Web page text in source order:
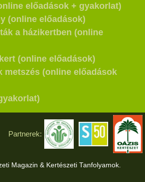
előadások + gyakorlat)
(online előadások)
a házikertben (online
(online előadások)
metszés (online előadások
Partnerek:
Magazin & Kertészeti Tanfolyamok.